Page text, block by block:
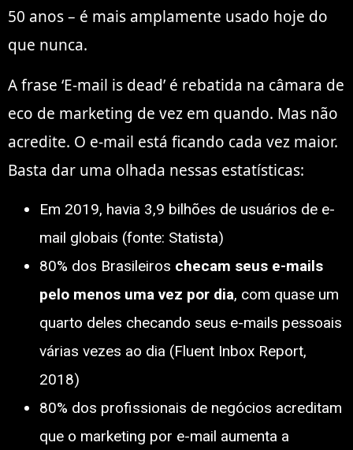
50 anos – é mais amplamente usado hoje do
que nunca.
A frase ‘E-mail is dead’ é rebatida na câmara de
eco de marketing de vez em quando. Mas não
acredite. O e-mail está ficando cada vez maior.
Basta dar uma olhada nessas estatísticas:
Em 2019, havia 3,9 bilhões de usuários de e-
mail globais (fonte: Statista)
80% dos Brasileiros checam seus e-mails
pelo menos uma vez por dia, com quase um
quarto deles checando seus e-mails pessoais
várias vezes ao dia (Fluent Inbox Report,
2018)
80% dos profissionais de negócios acreditam
que o marketing por e-mail aumenta a